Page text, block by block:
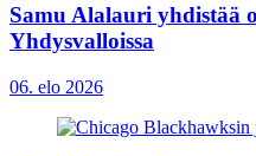
Samu Alalauri yhdistää
Yhdysvalloissa
06. elo 2026